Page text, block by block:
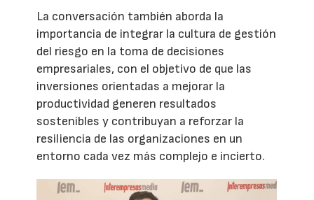
La conversación también aborda la
importancia de integrar la cultura de gestión
del riesgo en la toma de decisiones
empresariales, con el objetivo de que las
inversiones orientadas a mejorar la
productividad generen resultados
sostenibles y contribuyan a reforzar la
resiliencia de las organizaciones en un
entorno cada vez más complejo e incierto.